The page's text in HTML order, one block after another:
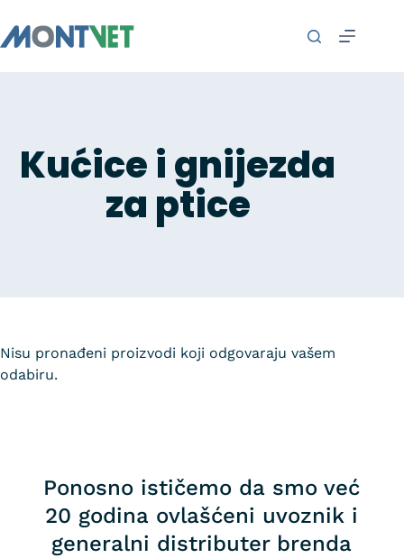
Kućice i gnijezda
za ptice
Nisu pronađeni proizvodi koji odgovaraju vašem
odabiru.
Ponosno ističemo da smo već
20 godina ovlašćeni uvoznik i
generalni distributer brenda